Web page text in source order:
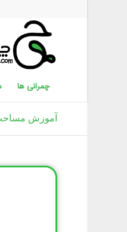
چمرانی ها
آموزش